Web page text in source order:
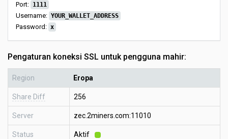
Port: 1111
Username: YOUR_WALLET_ADDRESS
Password: x
Pengaturan koneksi SSL untuk pengguna mahir:
Region Eropa
Share Diff 256
Server zec.2miners.com:11010
Status Aktif